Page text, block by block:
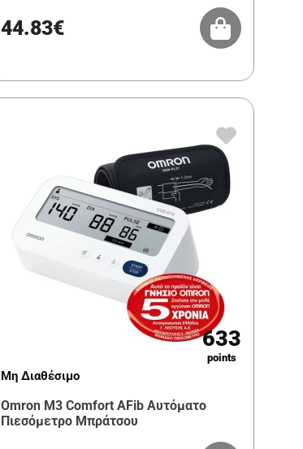
44.83€
633
points
Μη Διαθέσιμο
Omron M3 Comfort AFib Αυτόματο
Πιεσόμετρο Μπράτσου